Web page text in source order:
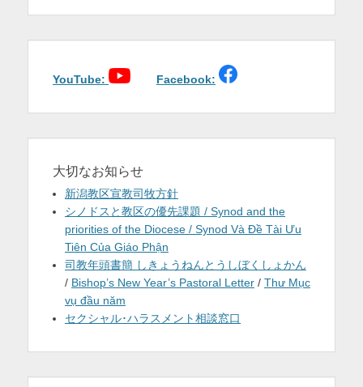
ナ
シ
ン
YouTube: Facebook:
大切なお知らせ
新潟教区宣教司牧方針
シノドスと教区の優先課題 / Synod and the
priorities of the Diocese / Synod Và Đề Tài Ưu
Tiên Của Giáo Phận
司教年頭書簡 しきょうねんとうしぼくしょかん
/ Bishop’s New Year’s Pastoral Letter / Thư Mục
vụ đầu năm
セクシャル･ハラスメント相談窓口